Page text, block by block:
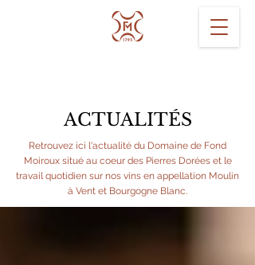
ACTUALITÉS
Retrouvez ici l'actualité du Domaine de Fond
Moiroux situé au coeur des Pierres Dorées et le
travail quotidien sur nos vins en appellation Moulin
à Vent et Bourgogne Blanc.